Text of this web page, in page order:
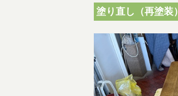
塗り直し（再塗装）